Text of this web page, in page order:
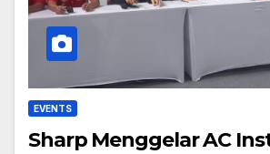
EVENTS
Sharp Menggelar AC